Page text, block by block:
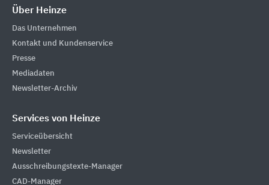
Über Heinze
Das Unternehmen
Kontakt und Kundenservice
Presse
Mediadaten
Newsletter-Archiv
Services von Heinze
Serviceübersicht
Newsletter
Ausschreibungstexte-Manager
CAD-Manager